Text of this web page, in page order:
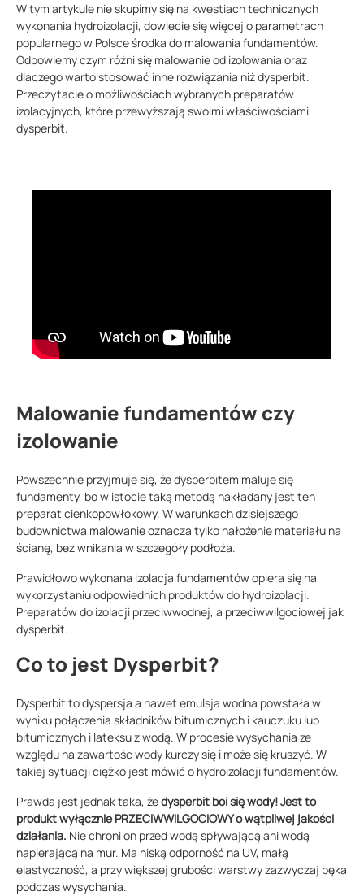
W tym artykule nie skupimy się na kwestiach technicznych
wykonania hydroizolacji, dowiecie się więcej o parametrach
popularnego w Polsce środka do malowania fundamentów.
Odpowiemy czym różni się malowanie od izolowania oraz
dlaczego warto stosować inne rozwiązania niż dysperbit.
Przeczytacie o możliwościach wybranych preparatów
izolacyjnych, które przewyższają swoimi właściwościami
dysperbit.
Malowanie fundamentów czy
izolowanie
Powszechnie przyjmuje się, że dysperbitem maluje się
fundamenty, bo w istocie taką metodą nakładany jest ten
preparat cienkopowłokowy. W warunkach dzisiejszego
budownictwa malowanie oznacza tylko nałożenie materiału na
ścianę, bez wnikania w szczegóły podłoża.
Prawidłowo wykonana izolacja fundamentów opiera się na
wykorzystaniu odpowiednich produktów do hydroizolacji.
Preparatów do izolacji przeciwwodnej, a przeciwwilgociowej jak
dysperbit.
Co to jest Dysperbit?
Dysperbit to dyspersja a nawet emulsja wodna powstała w
wyniku połączenia składników bitumicznych i kauczuku lub
bitumicznych i lateksu z wodą. W procesie wysychania ze
względu na zawartośc wody kurczy się i może się kruszyć. W
takiej sytuacji ciężko jest mówić o hydroizolacji fundamentów.
Prawda jest jednak taka, żedysperbit boi się wody! Jest to
produkt wyłącznie PRZECIWWILGOCIOWY o wątpliwej jakości
działania. Nie chroni on przed wodą spływającą ani wodą
napierającą na mur. Ma niską odporność na UV, małą
elastyczność, a przy większej grubości warstwy zazwyczaj pęka
podczas wysychania.